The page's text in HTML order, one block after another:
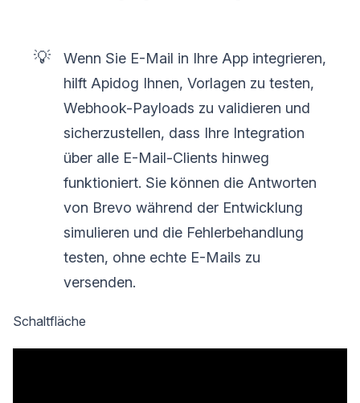
💡
Wenn Sie E-Mail in Ihre App integrieren,
hilft Apidog Ihnen, Vorlagen zu testen,
Webhook-Payloads zu validieren und
sicherzustellen, dass Ihre Integration
über alle E-Mail-Clients hinweg
funktioniert. Sie können die Antworten
von Brevo während der Entwicklung
simulieren und die Fehlerbehandlung
testen, ohne echte E-Mails zu
versenden.
Schaltfläche